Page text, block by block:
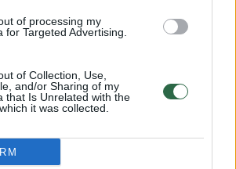
of processing my
for Targeted Advertising.
of Collection, Use,
and/or Sharing of my
that Is Unrelated with the
it was collected.
kad po kiekvieno
ne patys medžiotojai ar
specialistai. Būtent ši
buvo Rokiškyje ir E.
stirnino ragus įvertino